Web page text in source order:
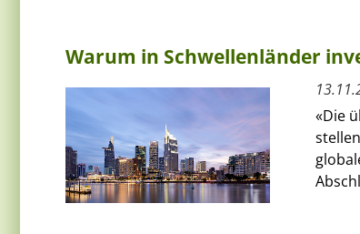
Warum in Schwellenländer
«Die